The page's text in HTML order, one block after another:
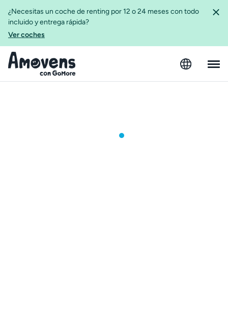
¿Necesitas un coche de renting por 12 o 24 meses con todo
incluido y entrega rápida?
Ver coches